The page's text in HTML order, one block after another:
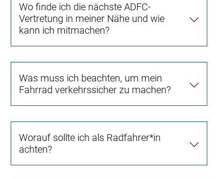
Wo finde ich die nächste ADFC-
Vertretung in meiner Nähe und wie
kann ich mitmachen?
Was muss ich beachten, um mein
Fahrrad verkehrssicher zu machen?
Worauf sollte ich als Radfahrer*in
achten?